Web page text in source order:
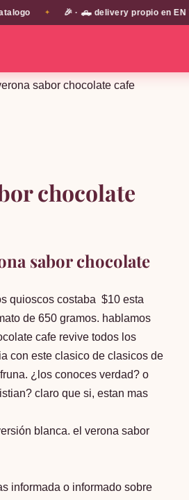
✦ 🎉 · 🛻 delivery propio en EN
sabor chocolate cafe
chocolate
sabor chocolate
quioscos costaba $10 esta
de 650 gramos. hablamos
cafe revive todos los
con este clasico de clasicos de
¿los conoces verdad? o
claro que si, estan mas
blanca. elverona sabor
informada o informado sobre